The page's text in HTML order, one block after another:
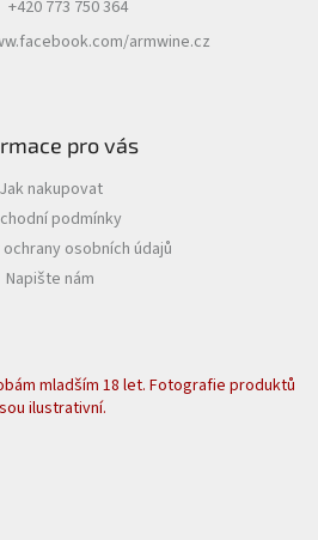
+420 773 750 364
armwine.cz
pro vás
Jak nakupovat
podmínky
osobních údajů
Napište nám
mladším 18 let. Fotografie produktů
ilustrativní.